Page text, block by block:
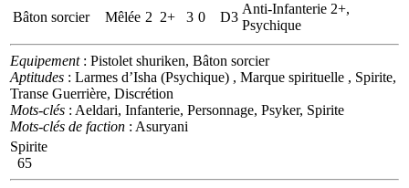
Bâton sorcier Mêlée 2 2+ 3 0 D3
Anti-Infanterie 2+,
Psychique
Equipement: Pistolet shuriken, Bâton sorcier
Aptitudes : Larmes d’Isha (Psychique) , Marque spirituelle , Spirite,
Transe Guerrière, Discrétion
Mots-clés : Aeldari, Infanterie, Personnage, Psyker, Spirite
Mots-clés de faction : Asuryani
Spirite
65